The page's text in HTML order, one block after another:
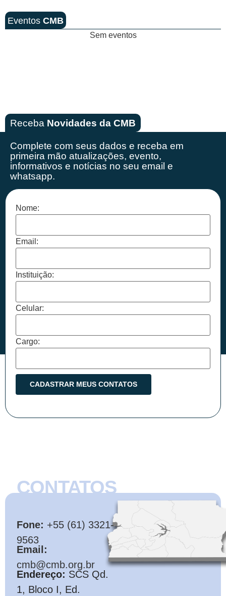
Eventos CMB
Sem eventos
Receba Novidades da CMB
Complete com seus dados e receba em
primeira mão atualizações, evento,
informativos e notícias no seu email e
whatsapp.
Nome:
Email:
Instituição:
Celular:
Cargo:
CONTATOS
Fone: +55 (61) 3321-
9563
Email:
cmb@cmb.org.br
Endereço: SCS Qd.
1, Bloco I, Ed.